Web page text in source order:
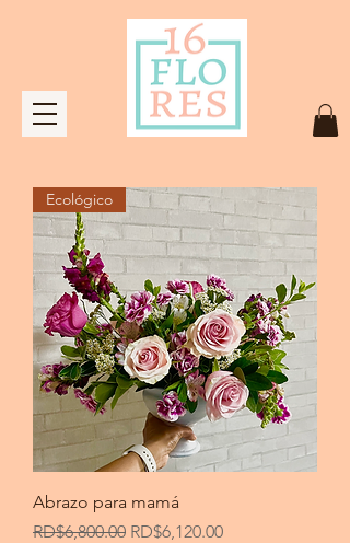
Ecológico
Abrazo para mamá
Precio
RD$6,800.00 Precio de oferta
RD$6,120.00